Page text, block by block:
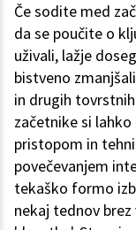
Če sodite med
da se poučite o
uživali, lažje
bistveno
in drugih
začetnike si
pristopom in
povečevanjem
tekaško formo
nekaj tednov